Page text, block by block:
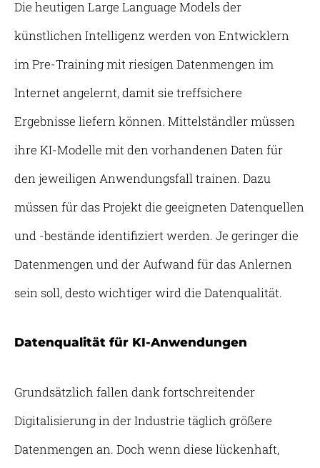
Die heutigen Large Language Models der
künstlichen Intelligenz werden von Entwicklern
im Pre-Training mit riesigen Datenmengen im
Internet angelernt, damit sie treffsichere
Ergebnisse liefern können. Mittelständler müssen
ihre KI-Modelle mit den vorhandenen Daten für
den jeweiligen Anwendungsfall trainen. Dazu
müssen für das Projekt die geeigneten Datenquellen
und -bestände identifiziert werden. Je geringer die
Datenmengen und der Aufwand für das Anlernen
sein soll, desto wichtiger wird die Datenqualität.
Datenqualität für KI-Anwendungen
Grundsätzlich fallen dank fortschreitender
Digitalisierung in der Industrie täglich größere
Datenmengen an. Doch wenn diese lückenhaft,